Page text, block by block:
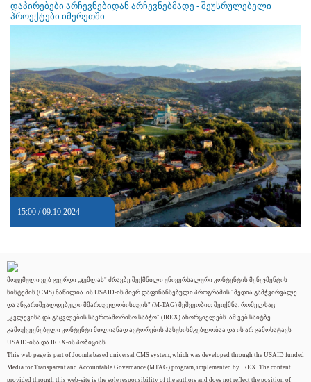
დაპირებები არჩევნებიდან არჩევნებმადე - შეუსრულებელი
პროექტები იმერეთში
15:00 / 09.10.2024
მოცემული ვებ გვერდი „ჯუმლას" ძრავზე შექმნილი უნივერსალური კონტენტის მენეჯმენტის
სისტემის (CMS) ნაწილია. ის USAID-ის მიერ დაფინანსებული პროგრამის "მედია გამჭვირვალე
და ანგარიშვალდებული მმართველობისთვის" (M-TAG) მეშვეობით შეიქმნა, რომელსაც
„კვლევისა და გაცვლების საერთაშორისო საბჭო" (IREX) ახორციელებს. ამ ვებ საიტზე
გამოქვეყნებული კონტენტი მთლიანად ავტორების პასუხისმგებლობაა და ის არ გამოხატავს
USAID-ისა და IREX-ის პოზიციას.
This web page is part of Joomla based universal CMS system, which was developed through the USAID funded
Media for Transparent and Accountable Governance (MTAG) program, implemented by IREX. The content
provided through this web-site is the sole responsibility of the authors and does not reflect the position of